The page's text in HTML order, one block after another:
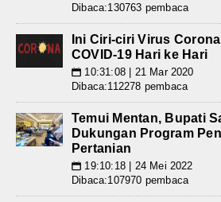
Dibaca:130763 pembaca
Ini Ciri-ciri Virus
COVID-19 Hari ke Hari
📅 10:31:08 | 21 Mar 2020
Dibaca:112278 pembaca
Temui Mentan, Bupati
Dukungan Program
Pertanian
📅 19:10:18 | 24 Mei 2022
Dibaca:107970 pembaca